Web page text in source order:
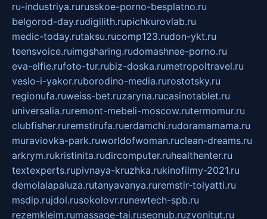
ru-industriya.rurusskoe-porno-besplatno.ru
belgorod-day.rudigilith.rupichkurovlab.ru
medic-today.rutaksu.rucomp123.rudon-ykt.ru
teensvoice.ruimgsharing.rudomashnee-porno.ru
eva-elfie.rufoto-tur.rubiz-doska.rumetropoltravel.ru
veslo-i-yakor.ruborodino-media.rurostotsky.ru
regionufa.ruweiss-bet.ruzaryna.rucasinotablet.ru
universalia.ruremont-mebeli-moscow.rutermomur.ru
clubfisher.ruremstirufa.ruerdamchi.rudoramamama.ru
muraviovka-park.ruworldofwoman.ruclean-dreams.ru
arkrym.rukristinita.rudircomputer.ruhealthenter.ru
textexperts.rupivnaya-kruzhka.rukinofilmy-2021.ru
demolalapaluza.rutanyavanya.ruremstir-tolyatti.ru
msdip.rujdol.rusokolovr.runewtech-spb.ru
rezemkleim.rumassage-tai.ruseonub.ruzvonitut.ru